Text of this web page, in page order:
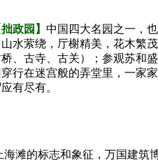
拙政园】 中国四大名园之一，
水萦绕，厅榭精美，花木繁
、古寺、古关）；参观苏和
行在迷宫般的弄堂里，一家
有尽有。
海滩的标志和象征，万国建筑